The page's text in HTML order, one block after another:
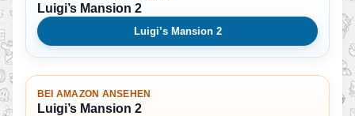
Luigi’s Mansion 2
Luigi’s Mansion 2
BEI AMAZON ANSEHEN
Luigi’s Mansion 2